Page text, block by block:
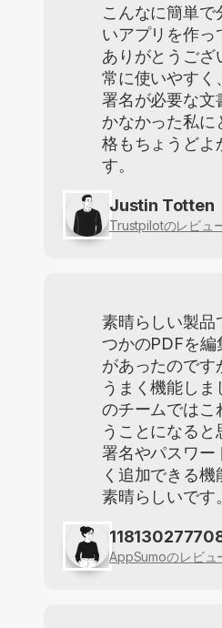
こんなに簡単で
いアプリを作っ
ありがとうござ
常に使いやすく
署名が必要な文
かなかった私に
格もちょうどよ
す。
Justin Totten
Trustpilotのレビュ
素晴らしい製品
つかのPDFを編
があったのです
うまく機能しま
のチームではこ
うことになると
署名やパスワー
く追加できる機
素晴らしいです。
AppSumoのレビュ